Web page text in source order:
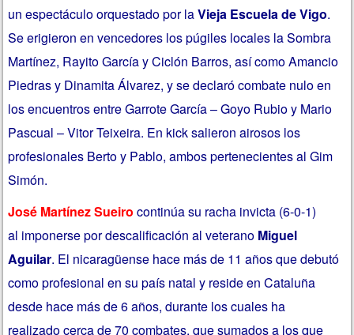
un espectáculo orquestado por laVieja Escuela de Vigo.
Se erigieron en vencedores los púgiles locales la Sombra
Martínez, Rayito García y Ciclón Barros, así como Amancio
Piedras y Dinamita Álvarez, y se declaró combate nulo en
los encuentros entre Garrote García – Goyo Rubio y Mario
Pascual – Vitor Teixeira. En kick salieron airosos los
profesionales Berto y Pablo, ambos pertenecientes al Gim
Simón.
José Martínez Sueiro continúa su racha invicta (6-0-1)
al imponerse por descalificación al veterano Miguel
Aguilar. El nicaragüense hace más de 11 años que debutó
como profesional en su país natal y reside en Cataluña
desde hace más de 6 años, durante los cuales ha
realizado cerca de 70 combates, que sumados a los que